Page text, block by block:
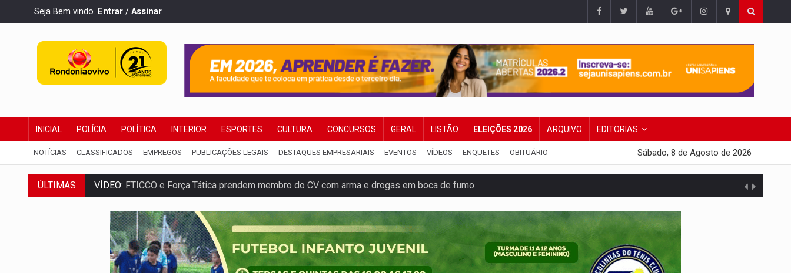
Seja Bem vindo. Entrar / Assinar
INICIAL POLÍCIA POLÍTICA INTERIOR ESPORTES CULTURA CONCURSOS GERAL LISTÃO ELEIÇÕES 2026 ARQUIVO EDITORIAS
NOTÍCIAS CLASSIFICADOS EMPREGOS PUBLICAÇÕES LEGAIS DESTAQUES EMPRESARIAIS EVENTOS VÍDEOS ENQUETES OBITUÁRIO Sábado, 8 de Agosto de 2026
ÚLTIMAS VÍDEO: FTICCO e Força Tática prendem membro do CV com arma e drogas em boca de fumo
INCLUSÃO:Prefeitura fortalece parceria com a APAE para ampliar ações voltadas a PCD's
DEFESA:Exército testa inovações no combate a drones durante exercício antiaéreo
TEMAS SOCIOAMBIENTAIS:Em Itapuã do Oeste, CINEMAZÔNIA leva cinema amazônico a estudantes na escola